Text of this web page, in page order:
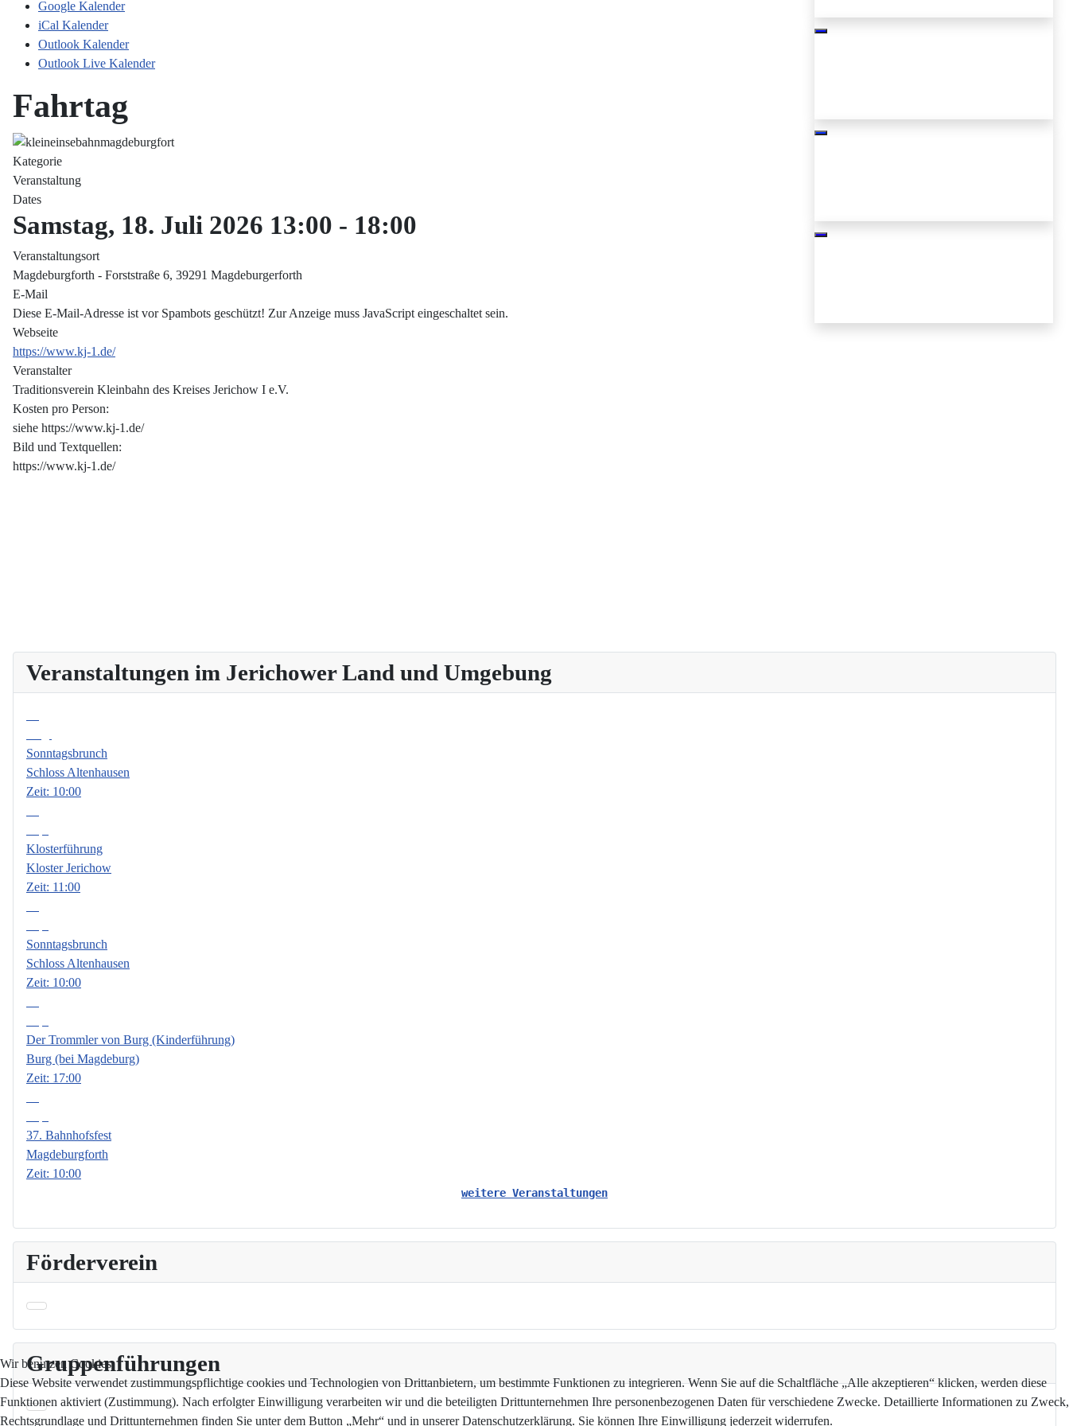
Veranstaltungen im Jerichower Land und Umgebung
Sonntagsbrunch
Schloss Altenhausen
Zeit: 10:00
Klosterführung
Kloster Jerichow
Zeit: 11:00
Sonntagsbrunch
Schloss Altenhausen
Zeit: 10:00
Der Trommler von Burg (Kinderführung)
Burg (bei Magdeburg)
Zeit: 17:00
37. Bahnhofsfest
Magdeburgforth
Zeit: 10:00
weitere Veranstaltungen
Förderverein
Gruppenführungen
Google Kalender
iCal Kalender
Outlook Kalender
Outlook Live Kalender
Fahrtag
Kategorie
Veranstaltung
Dates
Samstag, 18. Juli 2026 13:00 - 18:00
Veranstaltungsort
Magdeburgforth - Forststraße 6, 39291 Magdeburgerforth
E-Mail
Diese E-Mail-Adresse ist vor Spambots geschützt! Zur Anzeige muss JavaScript eingeschaltet sein.
Webseite
https://www.kj-1.de/
Veranstalter
Traditionsverein Kleinbahn des Kreises Jerichow I e.V.
Kosten pro Person:
siehe https://www.kj-1.de/
Bild und Textquellen:
https://www.kj-1.de/
Wir benutzen Cookies
Diese Website verwendet zustimmungspflichtige cookies und Technologien von Drittanbietern, um bestimmte Funktionen zu integrieren. Wenn Sie auf die Schaltfläche „Alle akzeptieren“ klicken, werden diese
Funktionen aktiviert (Zustimmung). Nach erfolgter Einwilligung verarbeiten wir und die beteiligten Drittunternehmen Ihre personenbezogenen Daten für verschiedene Zwecke. Detaillierte Informationen zu Zweck,
Rechtsgrundlage und Drittunternehmen finden Sie unter dem Button „Mehr“ und in unserer Datenschutzerklärung. Sie können Ihre Einwilligung jederzeit widerrufen.